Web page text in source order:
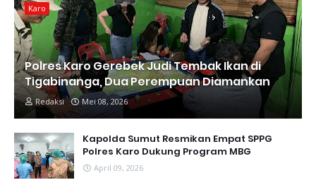
Karo
Polres Karo Gerebek Judi Tembak Ikan di
Tigabinanga, Dua Perempuan Diamankan
Redaksi Mei 08, 2026
Kapolda Sumut Resmikan Empat SPPG
Polres Karo Dukung Program MBG
April 09, 2026